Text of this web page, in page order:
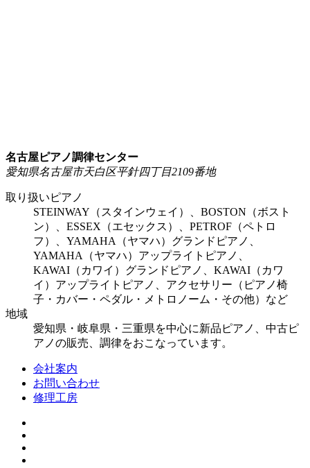
名古屋ピアノ調律センター
愛知県名古屋市天白区平針四丁目2109番地
取り扱いピアノ
STEINWAY（スタインウェイ）、BOSTON（ボスト
ン）、ESSEX（エセックス）、PETROF（ペトロ
フ）、YAMAHA（ヤマハ）グランドピアノ、
YAMAHA（ヤマハ）アップライトピアノ、
KAWAI（カワイ）グランドピアノ、KAWAI（カワ
イ）アップライトピアノ、アクセサリー（ピアノ椅
子・カバー・ペダル・メトロノーム・その他）など
地域
愛知県・岐阜県・三重県を中心に新品ピアノ、中古ピ
アノの販売、調律をおこなっています。
会社案内
お問い合わせ
修理工房